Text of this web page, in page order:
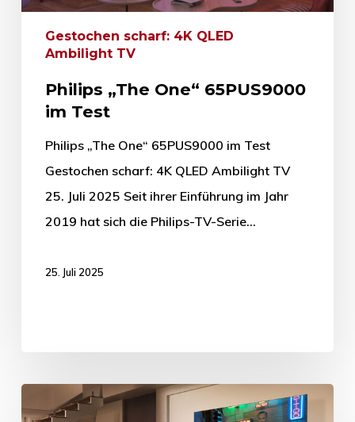
Gestochen scharf: 4K QLED
Ambilight TV
Philips „The One“ 65PUS9000
im Test
Philips „The One“ 65PUS9000 im Test
Gestochen scharf: 4K QLED Ambilight TV
25. Juli 2025 Seit ihrer Einführung im Jahr
2019 hat sich die Philips-TV-Serie…
25. Juli 2025